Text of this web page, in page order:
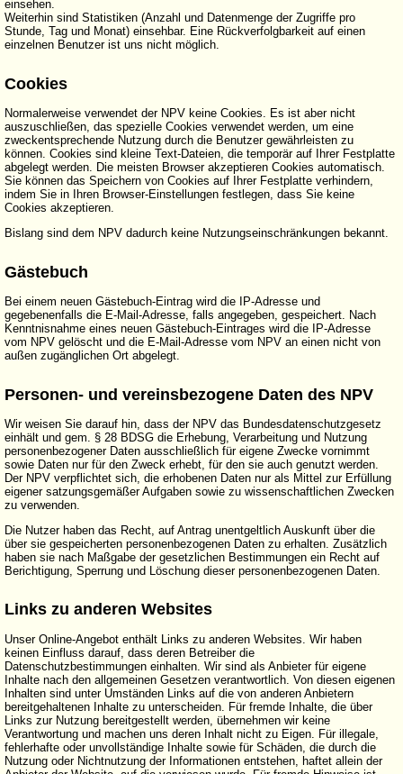
einsehen.
Weiterhin sind Statistiken (Anzahl und Datenmenge der Zugriffe pro
Stunde, Tag und Monat) einsehbar. Eine Rückverfolgbarkeit auf einen
einzelnen Benutzer ist uns nicht möglich.
Cookies
Normalerweise verwendet der NPV keine Cookies. Es ist aber nicht
auszuschließen, das spezielle Cookies verwendet werden, um eine
zweckentsprechende Nutzung durch die Benutzer gewährleisten zu
können. Cookies sind kleine Text-Dateien, die temporär auf Ihrer Festplatte
abgelegt werden. Die meisten Browser akzeptieren Cookies automatisch.
Sie können das Speichern von Cookies auf Ihrer Festplatte verhindern,
indem Sie in Ihren Browser-Einstellungen festlegen, dass Sie keine
Cookies akzeptieren.
Bislang sind dem NPV dadurch keine Nutzungseinschränkungen bekannt.
Gästebuch
Bei einem neuen Gästebuch-Eintrag wird die IP-Adresse und
gegebenenfalls die E-Mail-Adresse, falls angegeben, gespeichert. Nach
Kenntnisnahme eines neuen Gästebuch-Eintrages wird die IP-Adresse
vom NPV gelöscht und die E-Mail-Adresse vom NPV an einen nicht von
außen zugänglichen Ort abgelegt.
Personen- und vereinsbezogene Daten des NPV
Wir weisen Sie darauf hin, dass der NPV das Bundesdatenschutzgesetz
einhält und gem. § 28 BDSG die Erhebung, Verarbeitung und Nutzung
personenbezogener Daten ausschließlich für eigene Zwecke vornimmt
sowie Daten nur für den Zweck erhebt, für den sie auch genutzt werden.
Der NPV verpflichtet sich, die erhobenen Daten nur als Mittel zur Erfüllung
eigener satzungsgemäßer Aufgaben sowie zu wissenschaftlichen Zwecken
zu verwenden.
Die Nutzer haben das Recht, auf Antrag unentgeltlich Auskunft über die
über sie gespeicherten personenbezogenen Daten zu erhalten. Zusätzlich
haben sie nach Maßgabe der gesetzlichen Bestimmungen ein Recht auf
Berichtigung, Sperrung und Löschung dieser personenbezogenen Daten.
Links zu anderen Websites
Unser Online-Angebot enthält Links zu anderen Websites. Wir haben
keinen Einfluss darauf, dass deren Betreiber die
Datenschutzbestimmungen einhalten. Wir sind als Anbieter für eigene
Inhalte nach den allgemeinen Gesetzen verantwortlich. Von diesen eigenen
Inhalten sind unter Umständen Links auf die von anderen Anbietern
bereitgehaltenen Inhalte zu unterscheiden. Für fremde Inhalte, die über
Links zur Nutzung bereitgestellt werden, übernehmen wir keine
Verantwortung und machen uns deren Inhalt nicht zu Eigen. Für illegale,
fehlerhafte oder unvollständige Inhalte sowie für Schäden, die durch die
Nutzung oder Nichtnutzung der Informationen entstehen, haftet allein der